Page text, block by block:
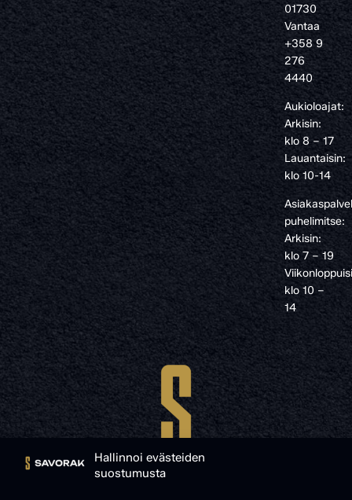
Hallinnoi evästeiden
suostumusta
01730
Vantaa
+358 9
276
4440
Aukioloajat:
Arkisin:
klo 8 – 17
Lauantaisin:
klo 10-14
puhelimitse:
Arkisin:
klo 7 – 19
klo 10 –
14